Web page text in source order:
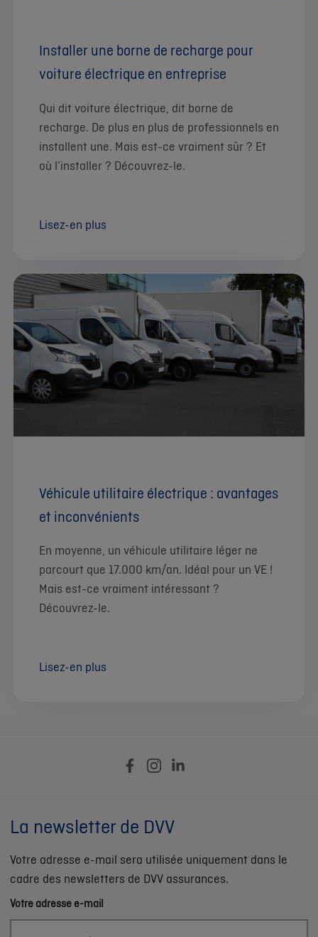
Installer une borne de recharge pour
voiture électrique en entreprise
Qui dit voiture électrique, dit borne de
recharge. De plus en plus de professionnels en
installent une. Mais est-ce vraiment sûr ? Et
où l’installer ? Découvrez-le.
Lisez-en plus
Véhicule utilitaire électrique : avantages
et inconvénients
En moyenne, un véhicule utilitaire léger ne
parcourt que 17.000 km/an. Idéal pour un VE !
Mais est-ce vraiment intéressant ?
Découvrez-le.
Lisez-en plus
La newsletter de DVV
Votre adresse e-mail sera utilisée uniquement dans le
cadre des newsletters de DVV assurances.
Votre adresse e-mail